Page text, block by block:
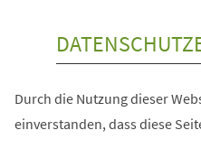
Durch die Nutzung dieser
einverstanden, dass diese